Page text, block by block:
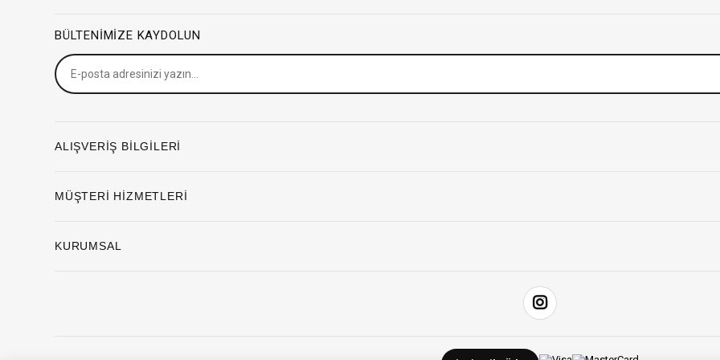
BÜLTENIMIZE KAYDOLUN
ALIŞVERİŞ BİLGİLERİ
MÜŞTERİ HİZMETLERİ
KURUMSAL